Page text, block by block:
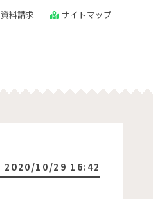
資料請求 サイトマップ
2020/10/29 16:42